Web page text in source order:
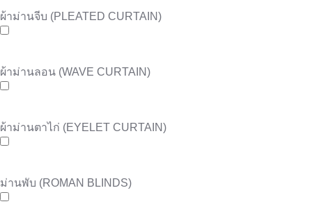
ผ้าม่านจีบ (PLEATED CURTAIN)
ผ้าม่านลอน (WAVE CURTAIN)
ผ้าม่านตาไก่ (EYELET CURTAIN)
ม่านพับ (ROMAN BLINDS)